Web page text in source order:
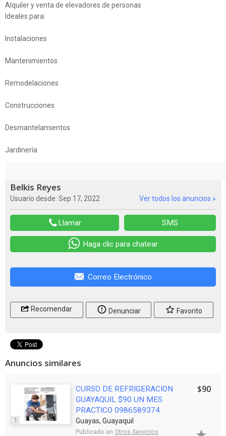
Alquiler y venta de elevadores de personas
Ideales para:
Instalaciones
Mantenimientos
Remodelaciones
Construcciones
Desmantelamientos
Jardinería
Belkis Reyes
Usuario desde: Sep 17, 2022 Ver todos los anuncios »
Llamar SMS
Haga clic para chatear
Correo Electrónico
Recomendar Denunciar Favorito
Anuncios similares
1
CURSO DE REFRIGERACION
GUAYAQUIL $90 UN MES
PRACTICO 0986589374
Guayas, Guayaquil
Publicado en Otros Servicios
$90